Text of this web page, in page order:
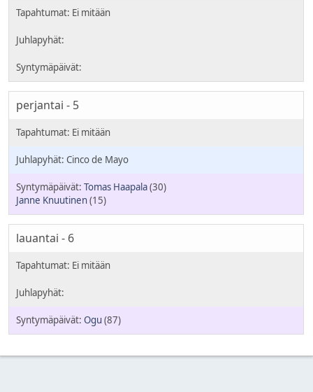
perjantai - 5
Cinco de Mayo
Tomas Haapala(30)
Janne Knuutinen(15)
lauantai - 6
Ogu (87)